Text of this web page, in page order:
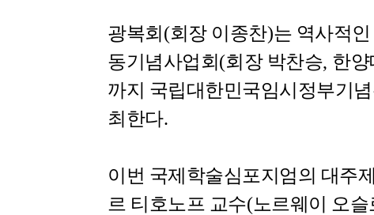
광복회 (회장 이종찬)는 역사적인
동기념사업회 (회장 박찬승, 한
까지 국립대한민국임시정부기
최한다.
이번 국제학술심포지엄의 대주
르 티호노프 교수(노르웨이 오슬